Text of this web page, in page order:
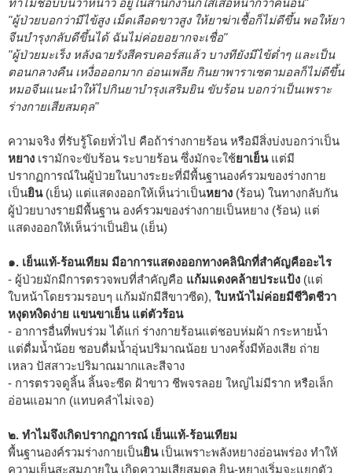
"ผู้ป่วยบอกว่ามีไข้สูง เม็ดเลือดขาวสูง ให้ยาฆ่าเชื้อก็ไม่ดีขึ้น พอให้ยา
จีนบำรุงกลับดีขึ้นได้ ฉันไม่ค่อยอยากจะเชื่อ"
"ผู้ป่วยมะเร็ง หลังฉายรังสีครบคอร์สแล้ว บางทียังมีไข้ต่ำๆ และเป็น
ตอนกลางคืน เหงื่อออกมาก อ่อนเพลีย กินยาพาราเซตามอลก็ไม่ดีขึ้น
หมอจีนแนะนำให้ไปกินยาบำรุงเสริมยิน ขับร้อน บอกว่าเป็นเพราะ
ร่างกายเสียสมดุล"
ความจริง ที่รับรู้โดยทั่วไป คือถ้าร่างกายร้อน หรือมีสิ่งบ่งบอกว่าเป็น
หยาง เรามักจะขับร้อน ระบายร้อน ซึ่งมักจะใช้ยาเย็นแต่มี
ปรากฏการณ์ในผู้ป่วยในบางระยะที่มีพื้นฐานองค์รวมของร่างกาย
เป็นยิน (เย็น) แต่แสดงออกให้เห็นว่าเป็นหยาง (ร้อน) ในทางกลับกัน
ผู้ป่วยบางรายมีพื้นฐาน องค์รวมของร่างกายเป็นหยาง (ร้อน) แต่
แสดงออกให้เห็นว่าเป็นยิน (เย็น)
๑. เย็นแท้-ร้อนเทียม มีอาการแสดงออกทางคลินิกที่สำคัญคืออะไร
- ผู้ป่วยมักมีการตรวจพบที่สำคัญคือ แก้มแดงคล้ายประแป้ง (แต่
ใบหน้าโดยรวมรอบๆ แก้มมักมีสีขาวซีด), ใบหน้าไม่ค่อยมีชีวิตชีวา
หงุดหงิดง่าย แขนขาเย็น แต่ตัวร้อน
- อาการอื่นที่พบร่วม ได้แก่ ร่างกายร้อนแต่ชอบห่มผ้า กระหายน้ำ
แต่ดื่มน้ำน้อย ชอบดื่มน้ำอุ่นปริมาณน้อย บางครั้งมีท้องเสีย ถ่าย
เหลว ปัสสาวะปริมาณมากและสีจาง
- การตรวจดูลิ้น ลิ้นจะซีด ฝ้าขาว ชีพจรลอย ใหญ่ไม่มีราก หรือเล็ก
อ่อนแอมาก (แทบคลำไม่เจอ)
๒. ทำไมจึงเกิดปรากฏการณ์ เย็นแท้-ร้อนเทียม
พื้นฐานองค์รวมร่างกายเป็นยินเป็นเพราะพลังหยางอ่อนพร่อง ทำให้
ความเย็นสะสมภายใน เกิดความเสียสมดุล ยิน-หยางเริ่มจะแยกตัว